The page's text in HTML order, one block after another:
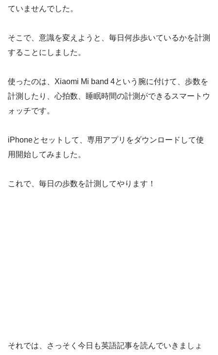
ていませんでした。
そこで、意識を変えようと、毎日何歩歩いているかを計測
することにしました。
使ったのは、Xiaomi Mi band 4という腕に付けて、歩数を
計測したり、心拍数、睡眠時間の計測ができるスマートウ
ォッチです。
iPhoneとセットして、専用アプリをダウンロードして使
用開始してみました。
これで、毎日の歩数を計測してやります！
それでは、さっそく今日も英語記事を読んでいきましょ